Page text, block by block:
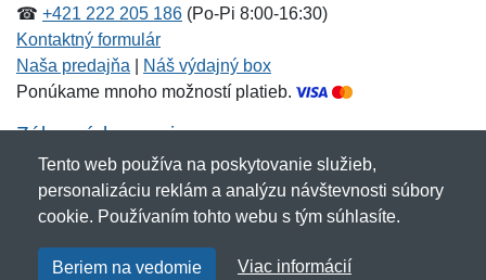
E-mail:
Správa*
Správa*
☎ +421 222 205 186 (Po-Pi 8:00-16:30)
Kontaktný formulár
Naša predajňa
Náš výdajný box
Ponúkame mnoho možností platieb.
Zákaznícky servis
Novinky emailom
Copyright © 2007-2026 (19 rokov s vami)Netnakup.sk
Tento web používa na poskytovanie služieb,
personalizáciu reklám a analýzu návštevnosti súbory
cookie. Používaním tohto webu s tým súhlasíte.
Beriem na vedomie Viac informácií